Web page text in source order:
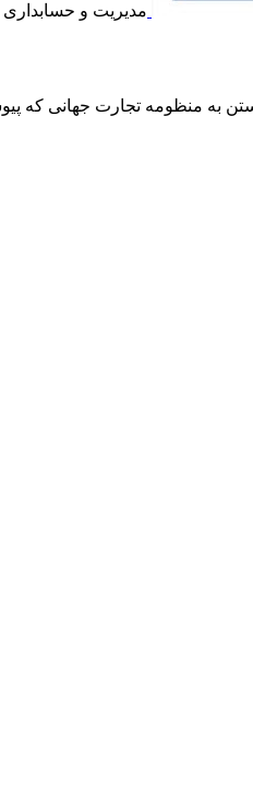
مدیریت و حسابداری
به منظومه تجارت جهانی که